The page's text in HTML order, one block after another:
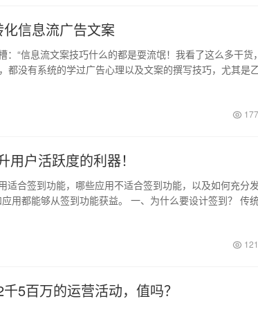
信息流广告文案
：“信息流文案技巧什么的都是耍流氓！我看了这么多干货
都没有系统的学过广告心理以及文案的撰写技巧，尤其是
户活跃度的利器！
适合签到功能，哪些应用不适合签到功能，以及如何充分
用都能够从签到功能获益。 一、为什么要设计签到？ 传
5百万的运营活动，值吗？